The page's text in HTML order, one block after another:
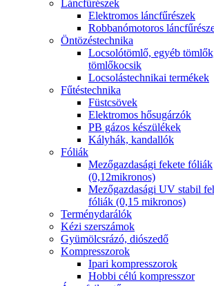
Láncfűrészek
Elektromos láncfűrészek
Robbanómotoros
Öntözéstechnika
Locsolótömlő, egyéb
tömlőkocsik
Locsolástechnikai termékek
Fűtéstechnika
Füstcsövek
Elektromos hősugárzók
PB gázos készülékek
Kályhák, kandallók
Fóliák
Mezőgazdasági fekete fóliák
(0,12mikronos)
Mezőgazdasági UV stabil
fóliák (0,15 mikronos)
Terménydarálók
Kézi szerszámok
Gyümölcsrázó, diószedő
Kompresszorok
Ipari kompresszorok
Hobbi célú kompresszor